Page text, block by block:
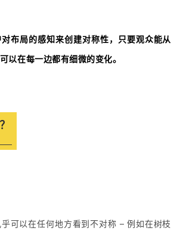
布局的感知来创建对称性，只要观众能从
以在每一边都有细微的变化。
可以在任何地方看到不对称 – 例如在树枝